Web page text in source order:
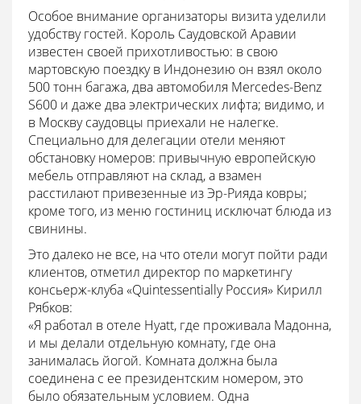
Особое внимание организаторы визита уделили
удобству гостей. Король Саудовской Аравии
известен своей прихотливостью: в свою
мартовскую поездку в Индонезию он взял около
500 тонн багажа, два автомобиля Mercedes-Benz
S600 и даже два электрических лифта; видимо, и
в Москву саудовцы приехали не налегке.
Специально для делегации отели меняют
обстановку номеров: привычную европейскую
мебель отправляют на склад, а взамен
расстилают привезенные из Эр-Рияда ковры;
кроме того, из меню гостиниц исключат блюда из
свинины.
Это далеко не все, на что отели могут пойти ради
клиентов, отметил директор по маркетингу
консьерж-клуба «Quintessentially Россия» Кирилл
Рябков:
«Я работал в отеле Hyatt, где проживала Мадонна,
и мы делали отдельную комнату, где она
занималась йогой. Комната должна была
соединена с ее президентским номером, это
было обязательным условием. Одна